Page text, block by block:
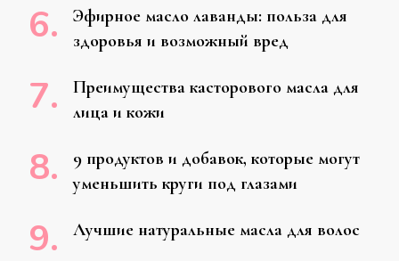
Эфирное масло лаванды: польза для
здоровья и возможный вред
Преимущества касторового масла для
лица и кожи
9 продуктов и добавок, которые могут
уменьшить круги под глазами
Лучшие натуральные масла для волос